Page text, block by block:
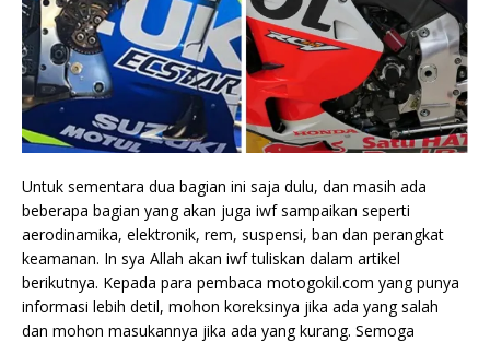
Untuk sementara dua bagian ini saja dulu, dan masih ada
beberapa bagian yang akan juga iwf sampaikan seperti
aerodinamika, elektronik, rem, suspensi, ban dan perangkat
keamanan. In sya Allah akan iwf tuliskan dalam artikel
berikutnya. Kepada para pembaca motogokil.com yang punya
informasi lebih detil, mohon koreksinya jika ada yang salah
dan mohon masukannya jika ada yang kurang. Semoga